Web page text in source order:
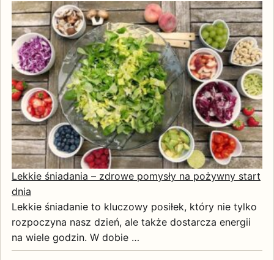
Lekkie śniadania – zdrowe pomysły na pożywny start
dnia
Lekkie śniadanie to kluczowy posiłek, który nie tylko
rozpoczyna nasz dzień, ale także dostarcza energii
na wiele godzin. W dobie …